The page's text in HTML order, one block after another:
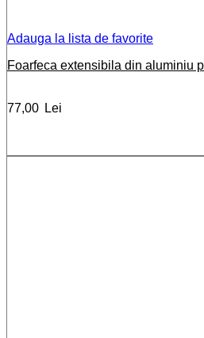
Adauga la lista de favorite
Foarfeca extensibila din aluminiu
77,00 Lei